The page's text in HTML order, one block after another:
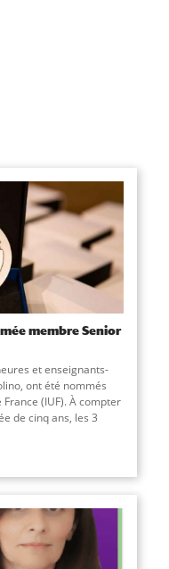
membre Senior
et enseignants-
ont été nommés
(IUF). À compter
de cinq ans, les 3